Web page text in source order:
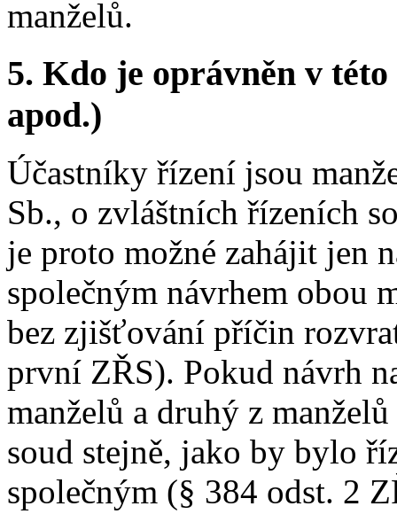
manželů.
5. Kdo je oprávněn v
apod.)
Účastníky řízení jsou
Sb., o zvláštních řízeních
je proto možné zahájit jen
společným návrhem obou
bez zjišťování příčin
první ZŘS). Pokud návrh
manželů a druhý z
soud stejně, jako by bylo
společným (§ 384 odst. 2